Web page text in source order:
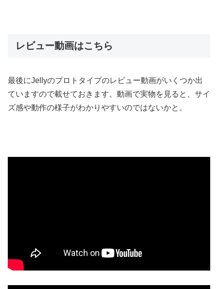
レビュー動画はこちら
最後にJellyのプロトタイプのレビュー動画がいくつか出
ていますので載せておきます。動画で実物を見ると、サイ
ズ感や動作の様子がわかりやすいのではないかと。